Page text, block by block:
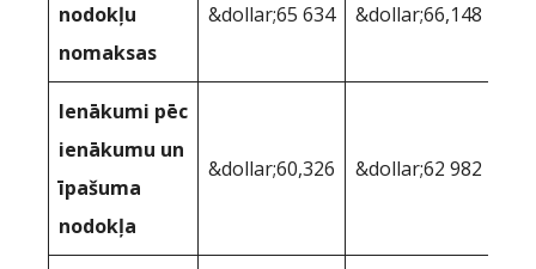
nodokļu
nomaksas
&dollar;65 634 &dollar;66,148
Ienākumi pēc
ienākumu un
īpašuma
nodokļa
&dollar;60,326 &dollar;62 982